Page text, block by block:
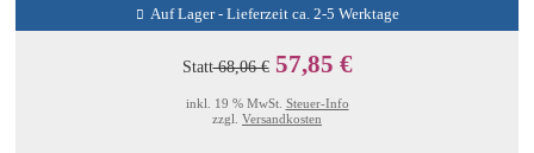
Auf Lager - Lieferzeit ca. 2-5 Werktage
Statt68,06 € 57,85 €
inkl. 19 % MwSt. Steuer-Info
zzgl. Versandkosten